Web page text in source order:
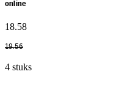
online
18.58
19.56
4 stuks